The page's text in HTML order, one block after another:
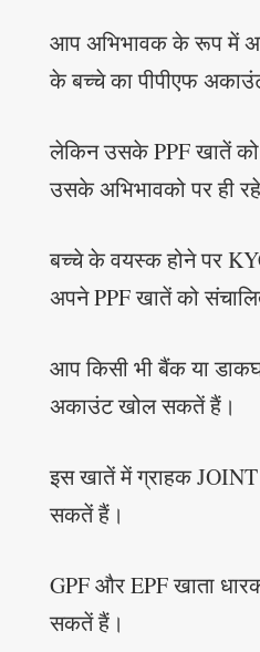
आप अभिभावक के रूप में
के बच्चे का पीपीएफ
लेकिन उसके PPF खातें
उसके अभिभावको पर ही
बच्चे के वयस्क होने पर
अपने PPF खातें को
आप किसी भी बैंक या
अकाउंट खोल सकतें हैं।
इस खातें में ग्राहक
सकतें हैं।
GPF और EPF खाता
सकतें हैं।